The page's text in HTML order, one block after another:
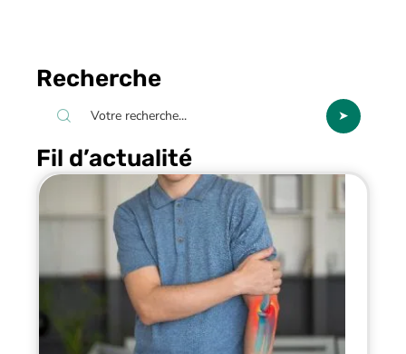
Recherche
Fil d’actualité